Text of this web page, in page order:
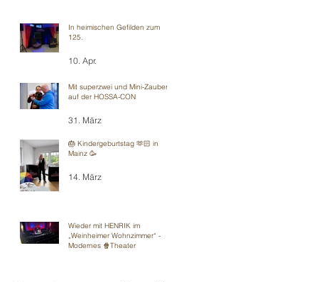
In heimischen Gefilden zum
125.
10. Apr.
Mit superzwei und Mini-Zauberei
auf der HOSSA-CON
31. März
🎂 Kindergeburtstag 🫶🏻 in
Mainz 🥳
14. März
Wieder mit HENRIK im
„Weinheimer Wohnzimmer“ -
Modernes 🍿Theater